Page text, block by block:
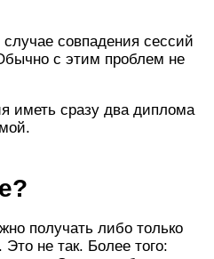
совпадения сессий
с этим проблем не
иметь сразу два диплома
получать либо только
не так. Более того: